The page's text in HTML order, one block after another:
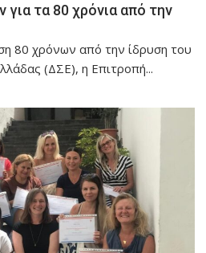
τα 80 χρόνια από την
80 χρόνων από την ίδρυση του
(ΔΣΕ), η Επιτροπή...